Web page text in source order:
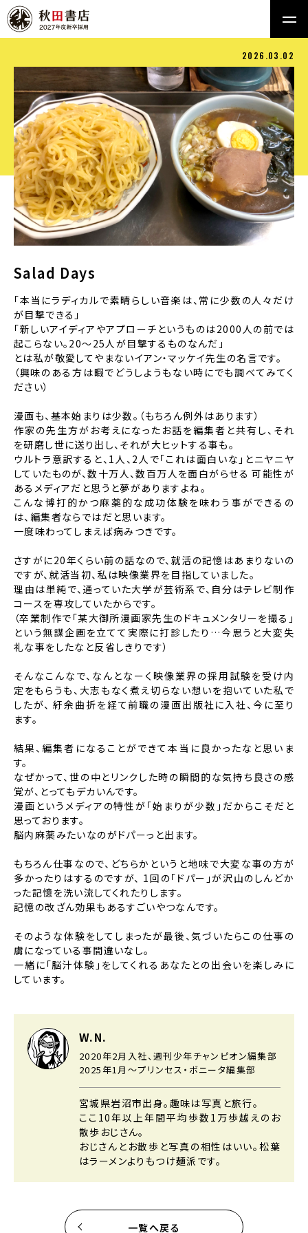
2026.03.02
Salad Days
「本当にラディカルで素晴らしい音楽は、常に少数の人々だけ
が目撃できる」
「新しいアイディアやアプローチというものは2000人の前では
起こらない。20～25人が目撃するものなんだ」
とは私が敬愛してやまないイアン・マッケイ先生の名言です。
（興味のある方は暇でどうしようもない時にでも調べてみてく
ださい）
漫画も、基本始まりは少数。（もちろん例外はあります）
作家の先生方がお考えになったお話を編集者と共有し、それ
を研磨し世に送り出し、それが大ヒットする事も。
ウルトラ意訳すると、1人、2人で「これは面白いな」とニヤニヤ
していたものが、数十万人、数百万人を面白がらせる 可能性が
あるメディアだと思うと夢がありますよね。
こんな博打的かつ麻薬的な成功体験を味わう事ができるの
は、編集者ならではだと思います。
一度味わってしまえば病みつきです。
さすがに20年くらい前の話なので、就活の記憶はあまりないの
ですが、就活当初、私は映像業界を目指していました。
理由は単純で、通っていた大学が芸術系で、自分はテレビ制作
コースを専攻していたからです。
（卒業制作で「某大御所漫画家先生のドキュメンタリーを撮る」
という無謀企画を立てて実際に打診したり…今思うと大変失
礼な事をしたなと反省しきりです）
そんなこんなで、なんとなーく映像業界の採用試験を受け内
定をもらうも、大志もなく煮え切らない想いを抱いていた私で
したが、 紆余曲折を経て前職の漫画出版社に入社、今に至り
ます。
結果、編集者になることができて本当に良かったなと思いま
す。
なぜかって、世の中とリンクした時の瞬間的な気持ち良さの感
覚が、とってもデカいんです。
漫画というメディアの特性が「始まりが少数」だからこそだと
思っております。
脳内麻薬みたいなのがドパーっと出ます。
もちろん仕事なので、どちらかというと地味で大変な事の方が
多かったりはするのですが、 1回の「ドパー」が沢山のしんどか
った記憶を洗い流してくれたりします。
記憶の改ざん効果もあるすごいやつなんです。
そのような体験をしてしまったが最後、気づいたらこの仕事の
虜になっている事間違いなし。
一緒に「脳汁体験」をしてくれるあなたとの出会いを楽しみに
しています。
W.N.
2020年2月入社、週刊少年チャンピオン編集部
2025年1月～プリンセス・ボニータ編集部
宮城県岩沼市出身。趣味は写真と旅行。
ここ10年以上年間平均歩数1万歩越えのお
散歩おじさん。
おじさんとお散歩と写真の相性はいい。松葉
はラーメンよりもつけ麺派です。
一覧へ戻る